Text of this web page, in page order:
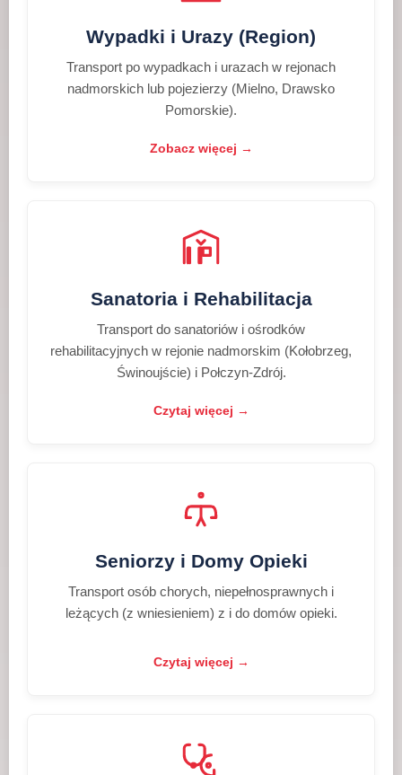
Wypadki i Urazy (Region)
Transport po wypadkach i urazach w rejonach
nadmorskich lub pojezierzy (Mielno, Drawsko
Pomorskie).
Zobacz więcej →
Sanatoria i Rehabilitacja
Transport do sanatoriów i ośrodków
rehabilitacyjnych w rejonie nadmorskim (Kołobrzeg,
Świnoujście) i Połczyn-Zdrój.
Czytaj więcej →
Seniorzy i Domy Opieki
Transport osób chorych, niepełnosprawnych i
leżących (z wniesieniem) z i do domów opieki.
Czytaj więcej →